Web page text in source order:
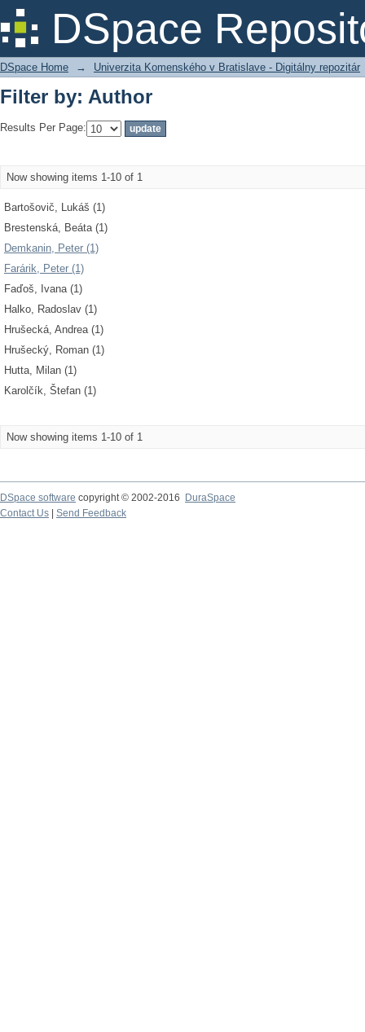
DSpace
Filter by: Author
DSpace Home → Univerzita Komenského v Bratislave - Digitálny repozitár
Filter by: Author
Results Per Page:
Now showing items 1-10 of 1
Bartošovič, Lukáš (1)
Brestenská, Beáta (1)
Demkanin, Peter (1)
Farárik, Peter (1)
Faďoš, Ivana (1)
Halko, Radoslav (1)
Hrušecká, Andrea (1)
Hrušecký, Roman (1)
Hutta, Milan (1)
Karolčík, Štefan (1)
Now showing items 1-10 of 1
DSpace software copyright © 2002-2016
DuraSpace
Contact Us
Send Feedback